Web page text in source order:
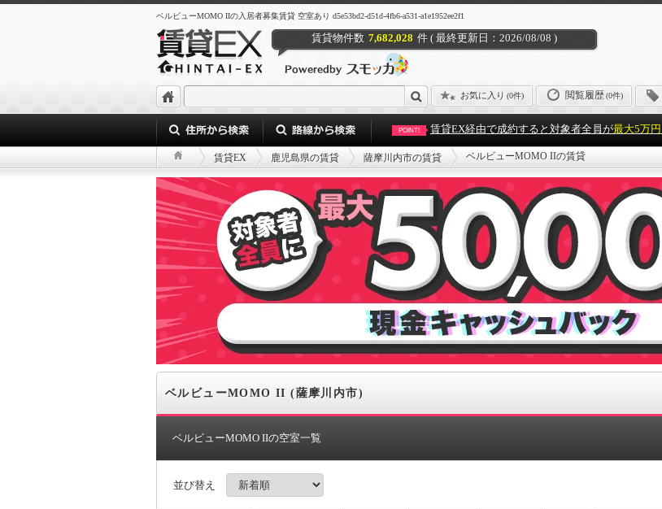
ベルビューMOMO IIの入居者募集賃貸 空室あり d5e53bd2-d51d-4fb6-a531-a1e1952ee2f1
賃貸物件数 7,682,028 件 ( 最終更新日：2026/08/08 )
お気に入り (0件) 閲覧履歴(0件)
POINT! 賃貸EX経由で成約すると対象者全員が最大5万円
賃貸EX 鹿児島県の賃貸 薩摩川内市の賃貸 ベルビューMOMO IIの賃貸
ベルビューMOMO II (薩摩川内市)
ベルビューMOMO IIの空室一覧
並び替え